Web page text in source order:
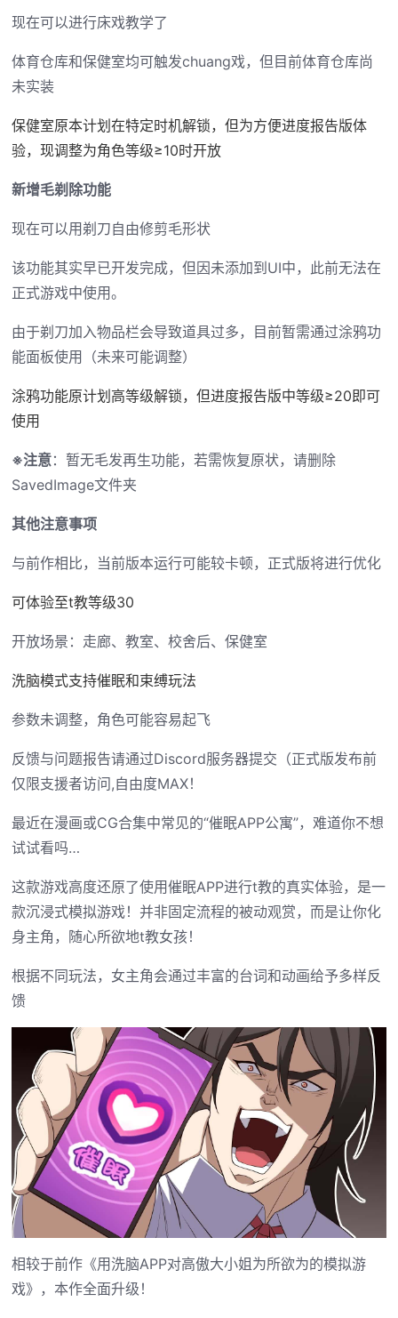
现在可以进行床戏教学了
体育仓库和保健室均可触发chuang戏，但目前体育仓库尚
未实装
保健室原本计划在特定时机解锁，但为方便进度报告版体
验，现调整为角色等级≥10时开放
新增毛剃除功能
现在可以用剃刀自由修剪毛形状
该功能其实早已开发完成，但因未添加到UI中，此前无法在
正式游戏中使用。
由于剃刀加入物品栏会导致道具过多，目前暂需通过涂鸦功
能面板使用（未来可能调整）
涂鸦功能原计划高等级解锁，但进度报告版中等级≥20即可
使用
※注意：暂无毛发再生功能，若需恢复原状，请删除
SavedImage文件夹
其他注意事项
与前作相比，当前版本运行可能较卡顿，正式版将进行优化
可体验至t教等级30
开放场景：走廊、教室、校舍后、保健室
洗脑模式支持催眠和束缚玩法
参数未调整，角色可能容易起飞
反馈与问题报告请通过Discord服务器提交（正式版发布前
仅限支援者访问,自由度MAX！
最近在漫画或CG合集中常见的“催眠APP公寓”，难道你不想
试试看吗…
这款游戏高度还原了使用催眠APP进行t教的真实体验，是一
款沉浸式模拟游戏！并非固定流程的被动观赏，而是让你化
身主角，随心所欲地t教女孩！
根据不同玩法，女主角会通过丰富的台词和动画给予多样反
馈
相较于前作《用洗脑APP对高傲大小姐为所欲为的模拟游
戏》，本作全面升级！